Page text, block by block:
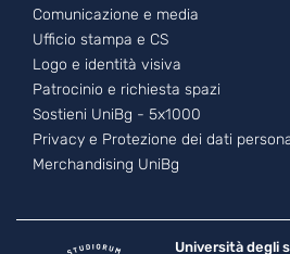
Comunicazione e media
Ufficio stampa e CS
Logo e identità visiva
Patrocinio e richiesta spazi
Sostieni UniBg - 5x1000
Privacy e Protezione dei dati
Merchandising UniBg
Università degli